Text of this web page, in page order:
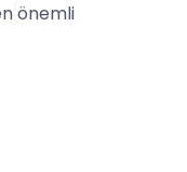
önemli